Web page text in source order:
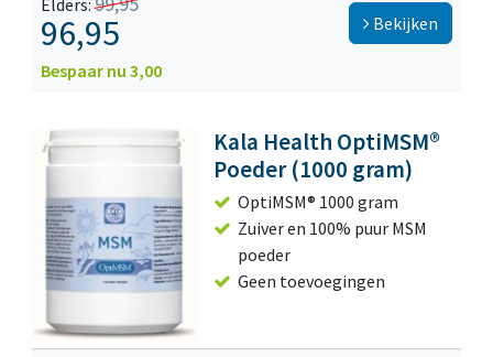
Elders:
96,95
Bespaar nu 3,00
Bekijken
Kala Health OptiMSM®
Poeder (1000 gram)
OptiMSM® 1000 gram
Zuiver en 100% puur MSM
poeder
Geen toevoegingen